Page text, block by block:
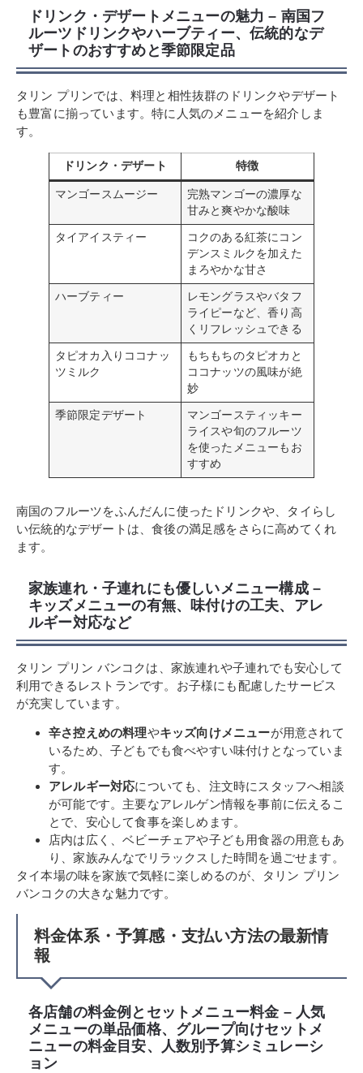
ドリンク・デザートメニューの魅力 – 南国フ
ルーツドリンクやハーブティー、伝統的なデ
ザートのおすすめと季節限定品
タリン プリンでは、料理と相性抜群のドリンクやデザート
も豊富に揃っています。特に人気のメニューを紹介しま
す。
ドリンク・デザート 特徴
マンゴースムージー
完熟マンゴーの濃厚な
甘みと爽やかな酸味
タイアイスティー
コクのある紅茶にコン
デンスミルクを加えた
まろやかな甘さ
ハーブティー
レモングラスやバタフ
ライピーなど、香り高
くリフレッシュできる
タピオカ入りココナッ
ツミルク
もちもちのタピオカと
ココナッツの風味が絶
妙
季節限定デザート
マンゴースティッキー
ライスや旬のフルーツ
を使ったメニューもお
すすめ
南国のフルーツをふんだんに使ったドリンクや、タイらし
い伝統的なデザートは、食後の満足感をさらに高めてくれ
ます。
家族連れ・子連れにも優しいメニュー構成 –
キッズメニューの有無、味付けの工夫、アレ
ルギー対応など
タリン プリン バンコクは、家族連れや子連れでも安心して
利用できるレストランです。お子様にも配慮したサービス
が充実しています。
辛さ控えめの料理やキッズ向けメニューが用意されて
いるため、子どもでも食べやすい味付けとなっていま
す。
アレルギー対応についても、注文時にスタッフへ相談
が可能です。主要なアレルゲン情報を事前に伝えるこ
とで、安心して食事を楽しめます。
店内は広く、ベビーチェアや子ども用食器の用意もあ
り、家族みんなでリラックスした時間を過ごせます。
タイ本場の味を家族で気軽に楽しめるのが、タリン プリン
バンコクの大きな魅力です。
料金体系・予算感・支払い方法の最新情
報
各店舗の料金例とセットメニュー料金 – 人気
メニューの単品価格、グループ向けセットメ
ニューの料金目安、人数別予算シミュレーシ
ョン